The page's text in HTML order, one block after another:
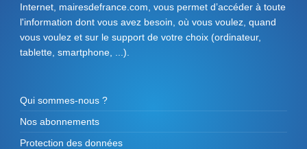
Internet, mairesdefrance.com, vous permet d’accéder à toute
l'information dont vous avez besoin, où vous voulez, quand
vous voulez et sur le support de votre choix (ordinateur,
tablette, smartphone, ...).
Qui sommes-nous ?
Nos abonnements
Protection des données